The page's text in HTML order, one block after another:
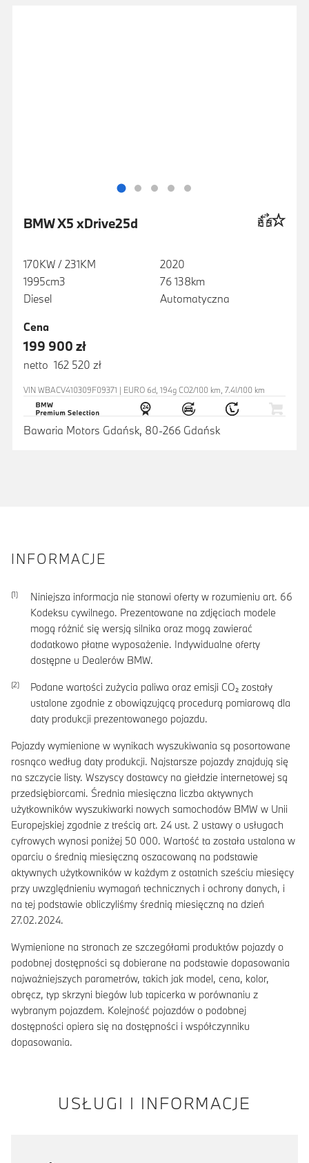
BMW X5 xDrive25d
170KW / 231KM
1995cm3
Diesel
2020
76 138km
Automatyczna
Cena
199 900 zł
netto 162 520 zł
VIN WBACV410309F09371 | EURO 6d, 194g CO2/100 km, 7.4l/100 km
Bawaria Motors Gdańsk, 80-266 Gdańsk
INFORMACJE
Niniejsza informacja nie stanowi oferty w rozumieniu art. 66
Kodeksu cywilnego. Prezentowane na zdjęciach modele
mogą różnić się wersją silnika oraz mogą zawierać
dodatkowo płatne wyposażenie. Indywidualne oferty
dostępne u Dealerów BMW.
Podane wartości zużycia paliwa oraz emisji CO₂ zostały
ustalone zgodnie z obowiązującą procedurą pomiarową dla
daty produkcji prezentowanego pojazdu.
Pojazdy wymienione w wynikach wyszukiwania są posortowane
rosnąco według daty produkcji. Najstarsze pojazdy znajdują się
na szczycie listy. Wszyscy dostawcy na giełdzie internetowej są
przedsiębiorcami. Średnia miesięczna liczba aktywnych
użytkowników wyszukiwarki nowych samochodów BMW w Unii
Europejskiej zgodnie z treścią art. 24 ust. 2 ustawy o usługach
cyfrowych wynosi poniżej 50 000. Wartość ta została ustalona w
oparciu o średnią miesięczną oszacowaną na podstawie
aktywnych użytkowników w każdym z ostatnich sześciu miesięcy
przy uwzględnieniu wymagań technicznych i ochrony danych, i
na tej podstawie obliczyliśmy średnią miesięczną na dzień
27.02.2024.
Wymienione na stronach ze szczegółami produktów pojazdy o
podobnej dostępności są dobierane na podstawie dopasowania
najważniejszych parametrów, takich jak model, cena, kolor,
obręcz, typ skrzyni biegów lub tapicerka w porównaniu z
wybranym pojazdem. Kolejność pojazdów o podobnej
dostępności opiera się na dostępności i współczynniku
dopasowania.
USŁUGI I INFORMACJE